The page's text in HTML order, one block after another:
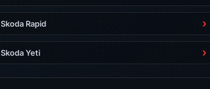
Skoda Rapid
Skoda Yeti